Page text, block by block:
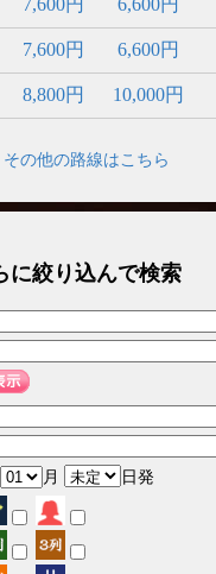
7,600円 6,600円
8,800円 10,000円
その他の路線はこちら
に絞り込んで検索
月 日発